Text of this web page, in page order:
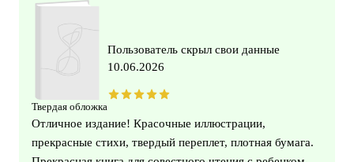
Твердая обложка
Пользователь скрыл свои данные
10.06.2026
Отличное издание! Красочные иллюстрации,
прекрасные стихи, твердый переплет, плотная бумага.